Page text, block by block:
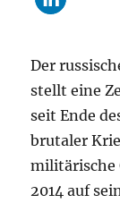
Der
stellt eine
seit Ende
brutaler
militärische
2014 auf